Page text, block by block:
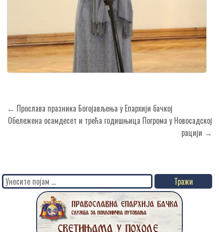
Кретање
чланка
← Прослава празника Богојављења у Епархији бачкој
Обележена осамдесет и трећа годишњица Погрома у Новосадској
рацији →
Search
for: